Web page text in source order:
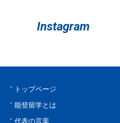
Instagram
トップページ
能登留学とは
代表の言葉